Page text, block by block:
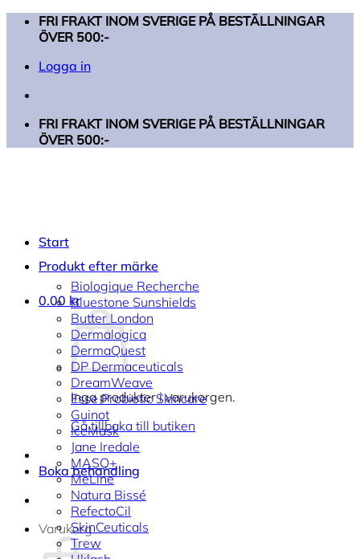
Skip
FRI FRAKT INOM SVERIGE PÅ BESTÄLLNINGAR
ÖVER 500:-
Logga in
FRI FRAKT INOM SVERIGE PÅ BESTÄLLNINGAR
ÖVER 500:-
0.00 kr
Inga produkter i varukorgen.
Gå tillbaka till butiken
Boka behandling
Varukorg
Start
Produkt efter märke
Biologique Recherche
Bluestone Sunshields
Butter London
Dermalogica
DermaQuest
DP Dermaceuticals
DreamWeave
Esse Probiotic Skincare
Guinot
IceMask
Jane Iredale
MASQ+
MeLine
Natura Bissé
RefectoCil
SkinCeuticals
Trew